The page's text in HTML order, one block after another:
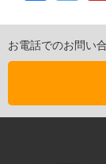
お電話でのお問い